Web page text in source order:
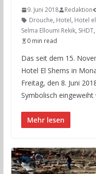
9. Juni 2018 Redaktion
Drouche, Hotel, Hotel
Selma Elloumi Rekik, SHDT,
0 min read
Das seit dem 15.
Hotel El Shems in
Freitag, den 8. Juni
Symbolisch
Mehr lesen